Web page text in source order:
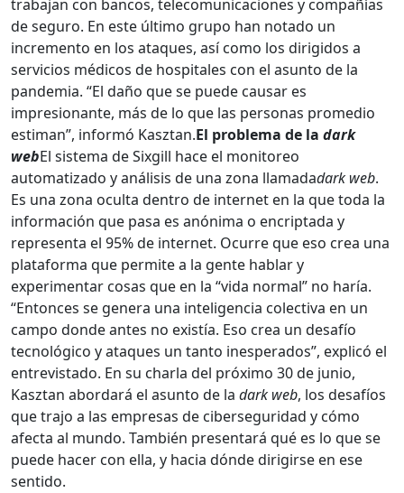
trabajan con bancos, telecomunicaciones y compañías
de seguro. En este último grupo han notado un
incremento en los ataques, así como los dirigidos a
servicios médicos de hospitales con el asunto de la
pandemia. “El daño que se puede causar es
impresionante, más de lo que las personas promedio
estiman”, informó Kasztan.El problema de la dark
webEl sistema de Sixgill hace el monitoreo
automatizado y análisis de una zona llamadadark web.
Es una zona oculta dentro de internet en la que toda la
información que pasa es anónima o encriptada y
representa el 95% de internet. Ocurre que eso crea una
plataforma que permite a la gente hablar y
experimentar cosas que en la “vida normal” no haría.
“Entonces se genera una inteligencia colectiva en un
campo donde antes no existía. Eso crea un desafío
tecnológico y ataques un tanto inesperados”, explicó el
entrevistado. En su charla del próximo 30 de junio,
Kasztan abordará el asunto de la dark web, los desafíos
que trajo a las empresas de ciberseguridad y cómo
afecta al mundo. También presentará qué es lo que se
puede hacer con ella, y hacia dónde dirigirse en ese
sentido.